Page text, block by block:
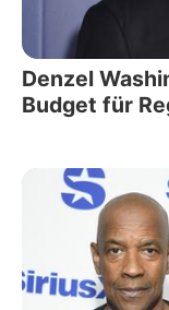
Denzel
Budget für